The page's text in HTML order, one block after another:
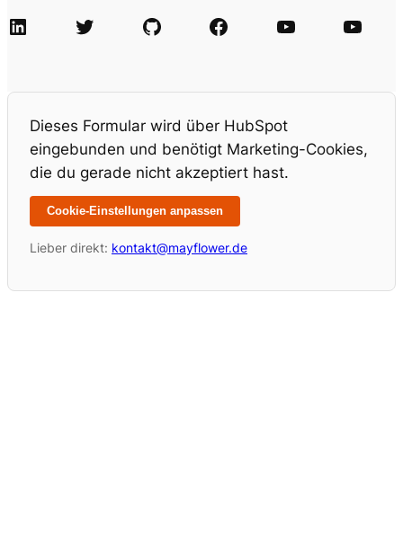
LinkedIn Twitter GitHub Facebook Agile Videos Tech-Videos
Dieses Formular wird über HubSpot
eingebunden und benötigt Marketing-Cookies,
die du gerade nicht akzeptiert hast.
Cookie-Einstellungen anpassen
Lieber direkt: kontakt@mayflower.de